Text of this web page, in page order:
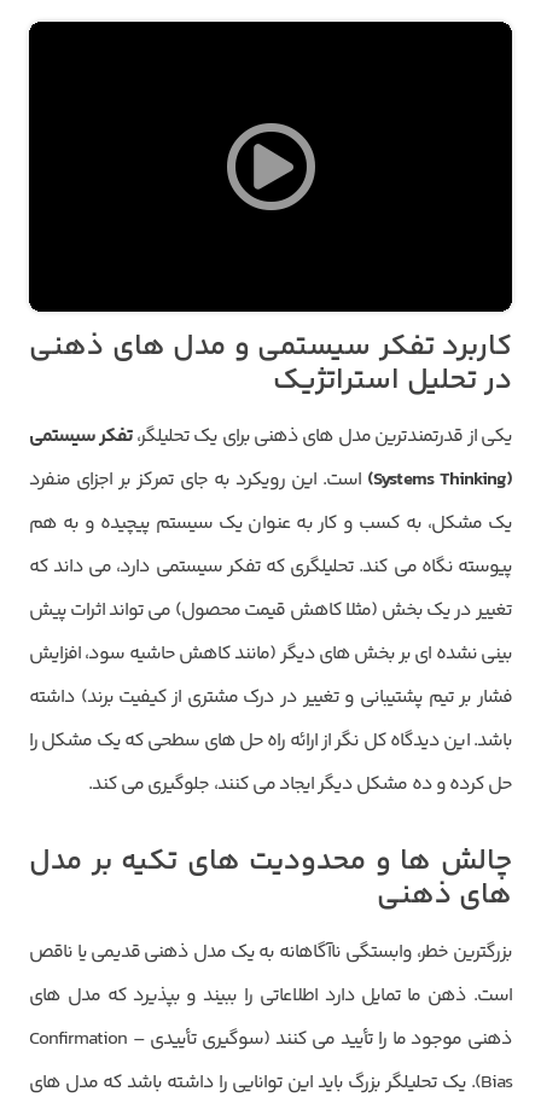
کاربرد تفکر سیستمی و مدل های ذهنی
در تحلیل استراتژیک
یکی از قدرتمندترین مدل های ذهنی برای یک تحلیلگر،تفکر سیستمی
(
Systems Thinking
) است. این رویکرد به جای تمرکز بر اجزای منفرد
یک مشکل، به کسب و کار به عنوان یک سیستم پیچیده و به هم
پیوسته نگاه می کند. تحلیلگری که تفکر سیستمی دارد، می داند که
تغییر در یک بخش (مثلا کاهش قیمت محصول) می تواند اثرات پیش
بینی نشده ای بر بخش های دیگر (مانند کاهش حاشیه سود، افزایش
فشار بر تیم پشتیبانی و تغییر در درک مشتری از کیفیت برند) داشته
باشد. این دیدگاه کل نگر از ارائه راه حل های سطحی که یک مشکل را
حل کرده و ده مشکل دیگر ایجاد می کنند، جلوگیری می کند.
چالش ها و محدودیت های تکیه بر مدل
های ذهنی
بزرگترین خطر، وابستگی ناآگاهانه به یک مدل ذهنی قدیمی یا ناقص
است. ذهن ما تمایل دارد اطلاعاتی را ببیند و بپذیرد که مدل های
ذهنی موجود ما را تأیید می کنند (سوگیری تأییدی – Confirmation
Bias). یک تحلیلگر بزرگ باید این توانایی را داشته باشد که مدل های